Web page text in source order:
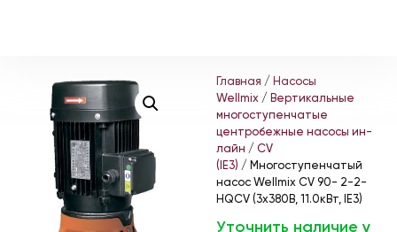
Главная / Насосы
Wellmix / Вертикальные
многоступенчатые
центробежные насосы ин-
лайн / CV
(IE3) / Многоступенчатый
насос Wellmix CV 90- 2-2-
HQCV (3х380В, 11.0кВт, IE3)
Уточнить наличие у